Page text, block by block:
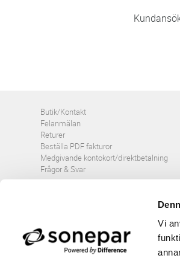
Vi
Butik/Kontakt
Felanmälan
Returer
Beställa PDF fakturor
Medgivande kontokort/direktbetalning
Frågor & Svar